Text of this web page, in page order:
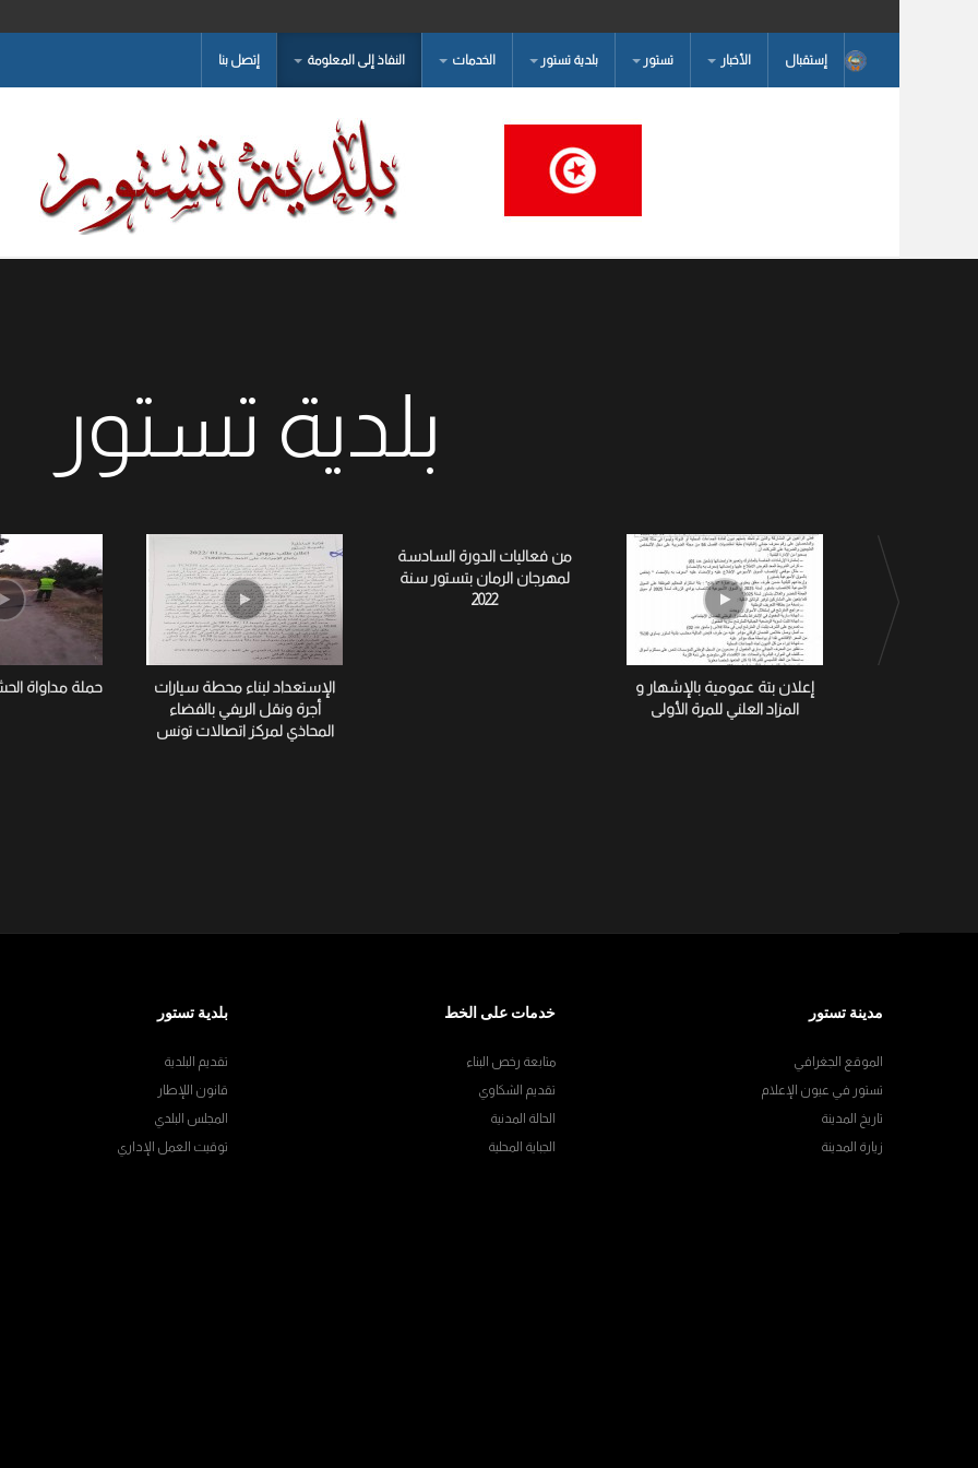
إستقبال الأخبار تستور بلدية تستور الخدمات النفاذ إلى المعلومة إتصل بنا
بلدية تستور
إعلان بتة عمومية بالإشهار و
المزاد العلني للمرة الأولى
من فعاليات الدورة السادسة
لمهرجان الرمان بتستور سنة
2022
الإستعداد لبناء محطة سيارات
أجرة ونقل الريفي بالفضاء
المحاذي لمركز اتصالات تونس
حملة مداواة
مدينة تستور
الموقع الجغرافي
تستور في عيون الإعلام
تاريخ المدينة
زيارة المدينة
خدمات على الخط
متابعة رخص البناء
تقديم الشكاوي
الحالة المدنية
الجباية المحلية
بلدية تستور
تقديم البلدية
قانون اللإطار
المجلس البلدي
توقيت العمل الإداري